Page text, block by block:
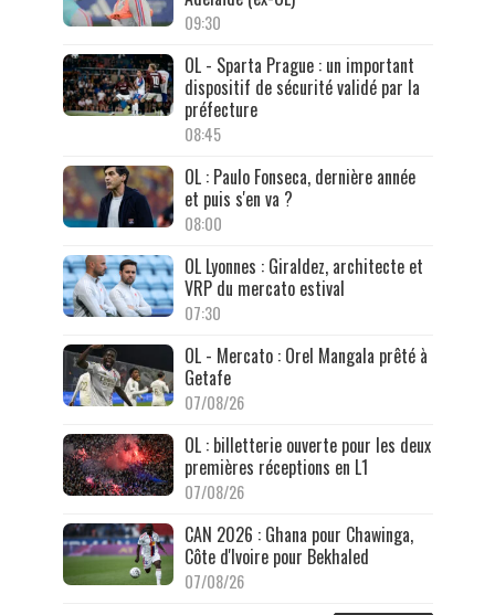
09:30
OL - Sparta Prague : un important
dispositif de sécurité validé par la
préfecture
08:45
OL : Paulo Fonseca, dernière année
et puis s'en va ?
08:00
OL Lyonnes : Giraldez, architecte et
VRP du mercato estival
07:30
OL - Mercato : Orel Mangala prêté à
Getafe
07/08/26
OL : billetterie ouverte pour les deux
premières réceptions en L1
07/08/26
CAN 2026 : Ghana pour Chawinga,
Côte d'Ivoire pour Bekhaled
07/08/26